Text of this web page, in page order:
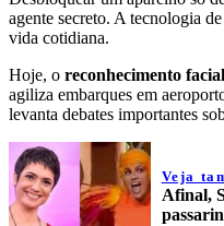
agente secreto. A tecnologia
vida cotidiana.
Hoje, o reconhecimento facial
agiliza embarques em
levanta debates importantes
Veja
Afinal,